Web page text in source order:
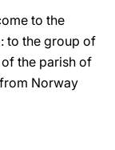
to the
to the group of
the parish of
Norway